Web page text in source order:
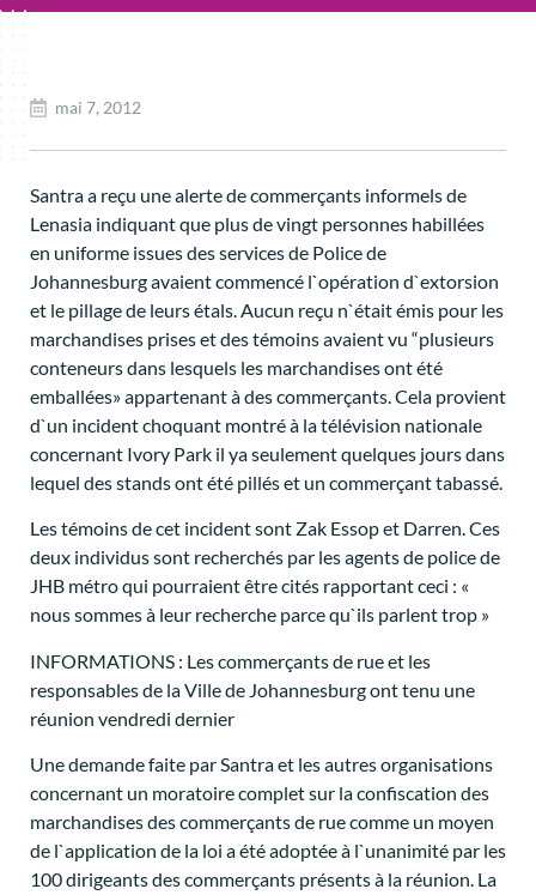
mai 7, 2012
Santra a reçu une alerte de commerçants informels de
Lenasia indiquant que plus de vingt personnes habillées
en uniforme issues des services de Police de
Johannesburg avaient commencé l`opération d`extorsion
et le pillage de leurs étals. Aucun reçu n`était émis pour les
marchandises prises et des témoins avaient vu “plusieurs
conteneurs dans lesquels les marchandises ont été
emballées» appartenant à des commerçants. Cela provient
d`un incident choquant montré à la télévision nationale
concernant Ivory Park il ya seulement quelques jours dans
lequel des stands ont été pillés et un commerçant tabassé.
Les témoins de cet incident sont Zak Essop et Darren. Ces
deux individus sont recherchés par les agents de police de
JHB métro qui pourraient être cités rapportant ceci : «
nous sommes à leur recherche parce qu`ils parlent trop »
INFORMATIONS : Les commerçants de rue et les
responsables de la Ville de Johannesburg ont tenu une
réunion vendredi dernier
Une demande faite par Santra et les autres organisations
concernant un moratoire complet sur la confiscation des
marchandises des commerçants de rue comme un moyen
de l`application de la loi a été adoptée à l`unanimité par les
100 dirigeants des commerçants présents à la réunion. La